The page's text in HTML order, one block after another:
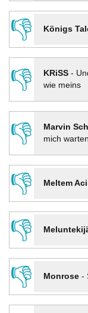
👎
Königs
👎
KRiSS-
wie meins
👎 Marvin
mich warten
👎
Meltem
👎
👎
Monrose-